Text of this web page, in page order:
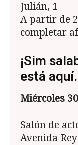
Julián, 1
A partir de
completar
¡Sim
está
Miércoles
Salón de
Avenida